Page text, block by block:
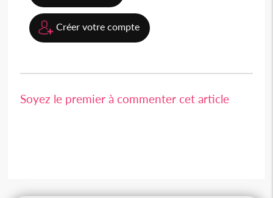
Créer votre compte
Soyez le premier à commenter cet article